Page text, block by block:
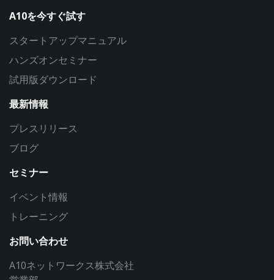
A10を今すぐ試す
スタートアップマニュアル
ハンズオンセミナー
試用版ダウンロード
最新情報
プレスリリース
ブログ
セミナー
イベント情報
トレーニング
お問い合わせ
A10ネットワークス株式会社